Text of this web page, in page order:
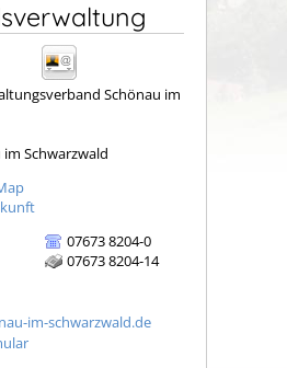
Schönau im
im Schwarzwald
07673 8204-0
07673 8204-14
im-schwarzwald.de